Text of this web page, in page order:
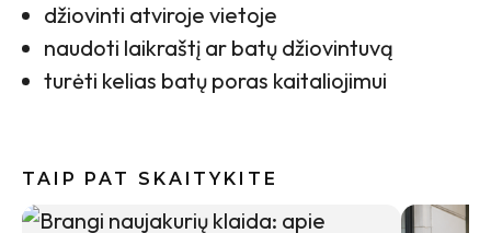
džiovinti atviroje vietoje
naudoti laikraštį ar batų džiovintuvą
turėti kelias batų poras kaitaliojimui
TAIP PAT SKAITYKITE